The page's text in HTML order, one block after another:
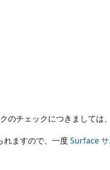
チェックにつきましては
れますので、一度Surface サ